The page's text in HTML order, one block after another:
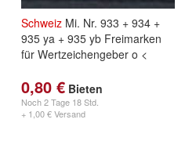
Schweiz Mi. Nr. 933 + 934 +
935 ya + 935 yb Freimarken
für Wertzeichengeber o <
0,80 € Bieten
Noch2 Tage 18 Std.
+ 1,00 € Versand